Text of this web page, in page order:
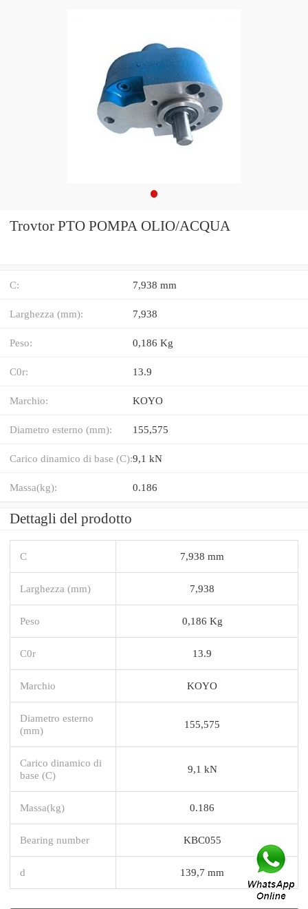
Trovtor PTO POMPA OLIO/ACQUA
C: 7,938 mm
Larghezza (mm): 7,938
Peso: 0,186 Kg
C0r: 13.9
Marchio: KOYO
Diametro esterno (mm): 155,575
Carico dinamico di base (C):9,1 kN
Massa(kg): 0.186
Dettagli del prodotto
C 7,938 mm
Larghezza (mm) 7,938
Peso 0,186 Kg
C0r 13.9
Marchio KOYO
Diametro esterno
(mm)
155,575
Carico dinamico di
base (C)
9,1 kN
Massa(kg) 0.186
Bearing number KBC055
d 139,7 mm